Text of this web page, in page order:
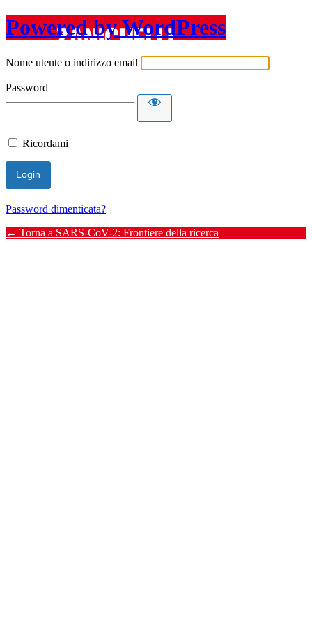
Powered by WordPress
Nome utente o indirizzo email
Password
Ricordami
Password dimenticata?
← Torna a SARS-CoV-2: Frontiere della ricerca